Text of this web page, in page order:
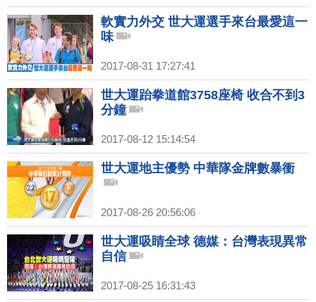
軟實力外交 世大運選手來台最愛這一
味
2017-08-31 17:27:41
世大運跆拳道館3758座椅 收合不到3
分鐘
2017-08-12 15:14:54
世大運地主優勢 中華隊金牌數暴衝
2017-08-26 20:56:06
世大運吸睛全球 德媒：台灣表現異常
自信
2017-08-25 16:31:43